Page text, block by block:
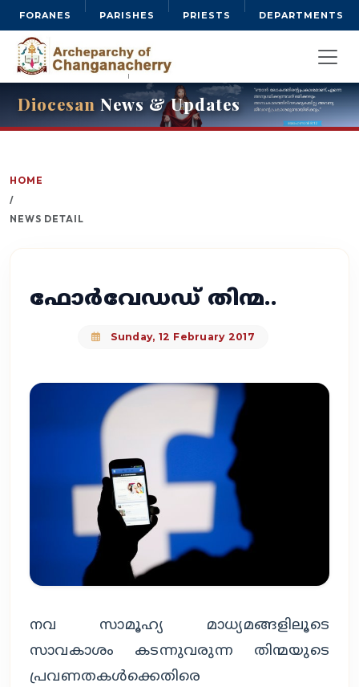
FORANES PARISHES PRIESTS DEPARTMENTS
Diocesan News & Updates
HOME
/
NEWS DETAIL
ഫോര്‍വേഡഡ് തിന്മ..
Sunday, 12 February 2017
നവ സാമൂഹ്യ മാധ്യമങ്ങളിലൂടെ
സാവകാശം കടന്നുവരുന്ന തിന്മയുടെ
പ്രവണതകൾക്കെതിരെ